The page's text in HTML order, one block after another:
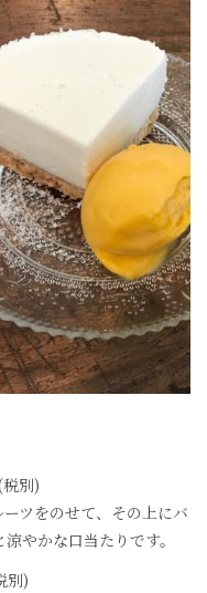
別)
ツをのせて、その上にバ
やかな口当たりです。
別)